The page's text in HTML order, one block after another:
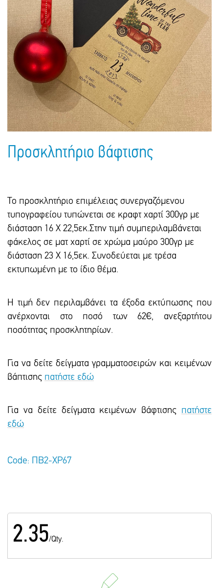
Πακέτα Δώρων
Σακούλες
Τσάντες - Ποδιές - Ομπρέλες
Βιβλία
Παιδικό Πάρτι
Παιδικά Είδη
Ημερολόγια - Ατζέντες
Γραφική Ύλη
Είδη Γραφείου
Τετράδια - Φάκελοι
Μπλοκ Ζωγραφικής
Προσκλητήριο βάφτισης
Το προσκλητήριο επιμέλειας συνεργαζόμενου
τυπογραφείου τυπώνεται σε κραφτ χαρτί 300γρ με
διάσταση 16 Χ 22,5εκ.Στην τιμή συμπεριλαμβάνεται
φάκελος σε ματ χαρτί σε χρώμα μαύρο 300γρ με
διάσταση 23 Χ 16,5εκ. Συνοδεύεται με τρέσα
εκτυπωμένη με το ίδιο θέμα.
Η τιμή δεν περιλαμβάνει τα έξοδα εκτύπωσης που
ανέρχονται στο ποσό των 62€, ανεξαρτήτου
ποσότητας προσκλητηρίων.
Για να δείτε δείγματα γραμματοσειρών και κειμένων
βάπτισης πατήστε εδώ
Για να δείτε δείγματα κειμένων βάφτισης πατήστε
εδώ
Code: ΠΒ2-ΧΡ67
2.35/Qty.